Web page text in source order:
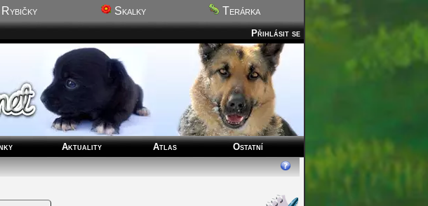
Skalky Terárka
Přihlásit se
Aktuality Atlas
Ostatní